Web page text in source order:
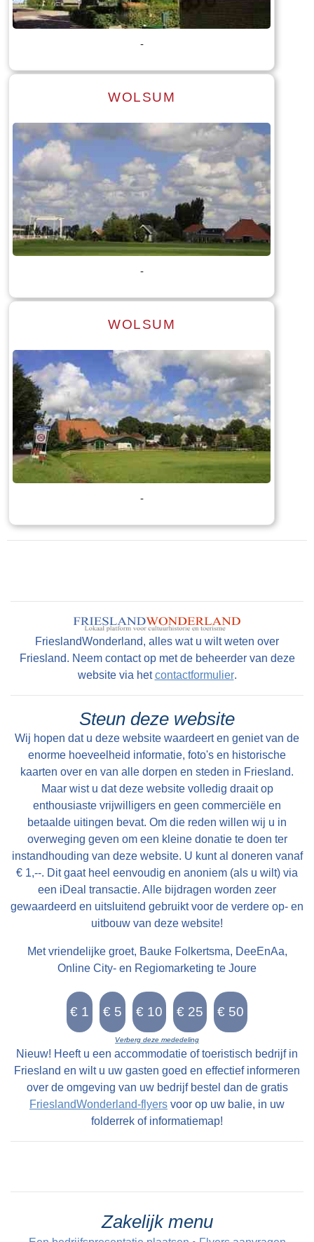
Tekst: © Foto: © Jan Dijkstra
-
Lees meer
Tekst: © Foto: © Jan Dijkstra
WOLSUM
-
Lees meer
Tekst: © Foto: © Jan Dijkstra
WOLSUM
-
Lees meer
Tekst: © Foto: © Jan Dijkstra
FrieslandWonderland, alles wat u wilt weten over
Friesland. Neem contact op met de beheerder van deze
website via hetcontactformulier.
Steun deze website
Wij hopen dat u deze website waardeert en geniet van de
enorme hoeveelheid informatie, foto's en historische
kaarten over en van alle dorpen en steden in Friesland.
Maar wist u dat deze website volledig draait op
enthousiaste vrijwilligers en geen commerciële en
betaalde uitingen bevat. Om die reden willen wij u in
overweging geven om een kleine donatie te doen ter
instandhouding van deze website. U kunt al doneren vanaf
€ 1,--. Dit gaat heel eenvoudig en anoniem (als u wilt) via
een iDeal transactie. Alle bijdragen worden zeer
gewaardeerd en uitsluitend gebruikt voor de verdere op- en
uitbouw van deze website!
Met vriendelijke groet, Bauke Folkertsma, DeeEnAa,
Online City- en Regiomarketing te Joure
Verberg deze mededeling
Nieuw! Heeft u een accommodatie of toeristisch bedrijf in
Friesland en wilt u uw gasten goed en effectief informeren
over de omgeving van uw bedrijf bestel dan de gratis
FrieslandWonderland-flyers voor op uw balie, in uw
folderrek of informatiemap!
Zakelijk menu